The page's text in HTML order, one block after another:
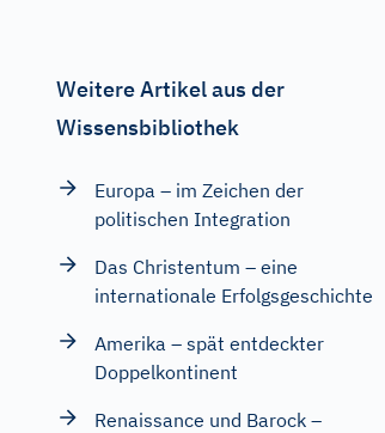
Weitere Artikel aus der
Wissensbibliothek
Europa – im Zeichen der
politischen Integration
Das Christentum – eine
internationale Erfolgsgeschichte
Amerika – spät entdeckter
Doppelkontinent
Renaissance und Barock –